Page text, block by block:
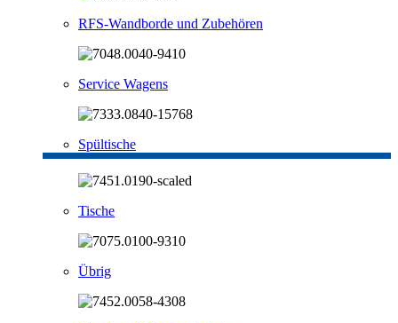
RFS-Wandborde und Zubehören
Service Wagens
Spültische
Tische
Übrig